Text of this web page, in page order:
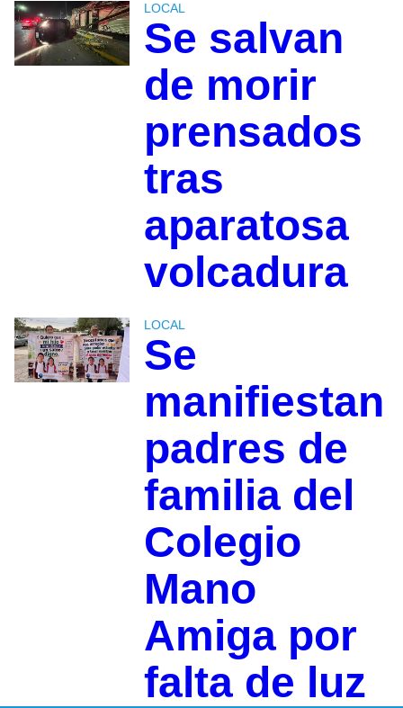
LOCAL
Se salvan
de morir
prensados
tras
aparatosa
volcadura
LOCAL
Se
manifiestan
padres de
familia del
Colegio
Mano
Amiga por
falta de luz